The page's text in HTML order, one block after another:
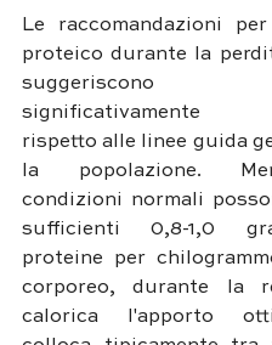
Le raccomandazioni
proteico durante la
suggeriscono
significativamente
rispetto alle linee guida
la popolazione.
condizioni normali
sufficienti 0,8-1,0
proteine per
corporeo, durante la
calorica l'apporto